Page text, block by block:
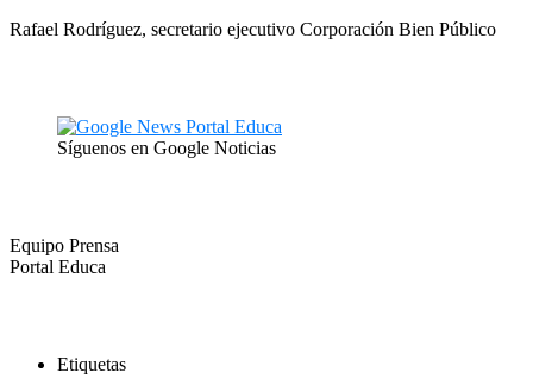
Rafael Rodríguez, secretario ejecutivo Corporación Bien Público
Síguenos en Google Noticias
Equipo Prensa
Portal Educa
Etiquetas